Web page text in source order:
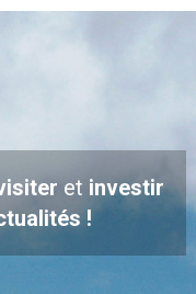
et investir
!